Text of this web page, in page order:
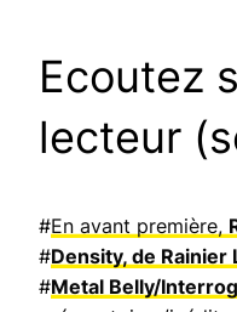
Ecoutez
lecteur
#En avant première,
#Density, de Rainier
#Metal Belly/